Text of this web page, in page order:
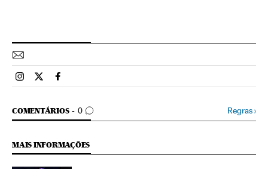
Esportes El País Brasil en Instagram
Esportes El País Brasil en Twitter
Esportes El País Brasil en Facebook
COMENTÁRIOS 0
COMENTÁRIOS Regras›
MAIS INFORMAÇÕES